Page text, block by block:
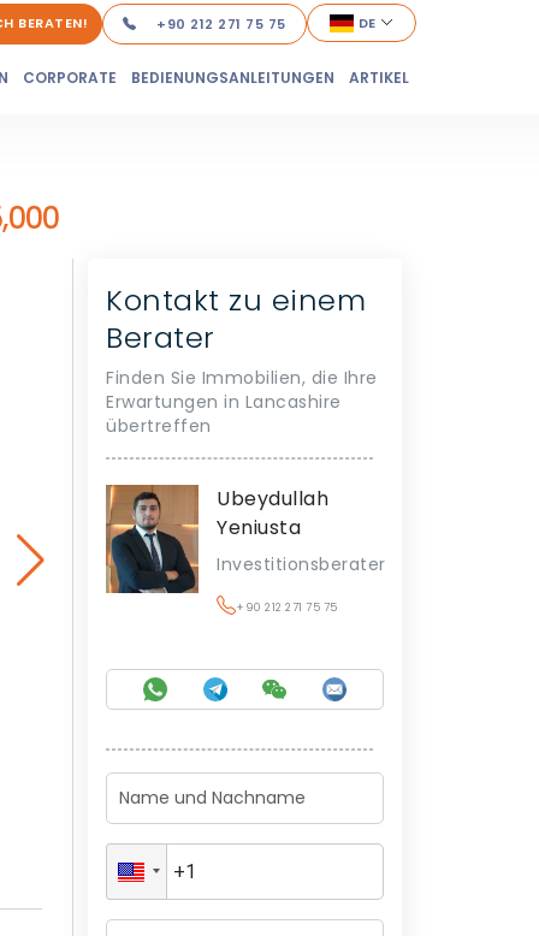
BERATEN! +90 212 271 75 75 DE
CORPORATE BEDIENUNGSANLEITUNGEN ARTIKEL
Kontakt zu einem
Berater
Finden Sie Immobilien, die Ihre
Erwartungen in Lancashire
übertreffen
Ubeydullah
Yeniusta
Investitionsberater
+90 212 271 75 75